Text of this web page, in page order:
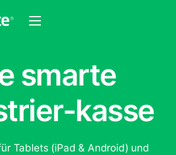
smarte
-kasse
Tablets (iPad & Android) und